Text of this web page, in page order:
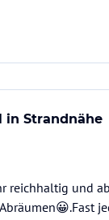
in Strandnähe
reichhaltig und